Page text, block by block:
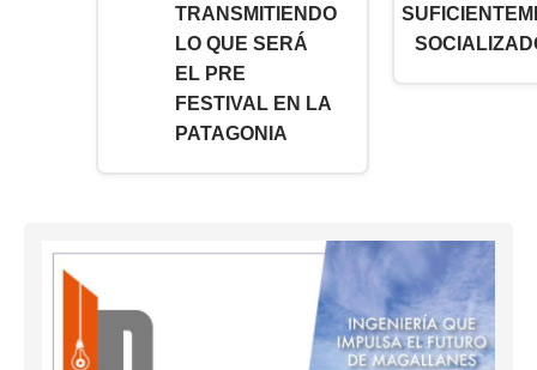
TRANSMITIENDO
LO QUE SERÁ
EL PRE
FESTIVAL EN LA
PATAGONIA